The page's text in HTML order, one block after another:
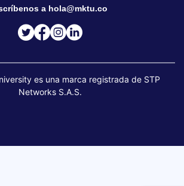
a hola@mktu.co
es una marca registrada de STP
Networks S.A.S.